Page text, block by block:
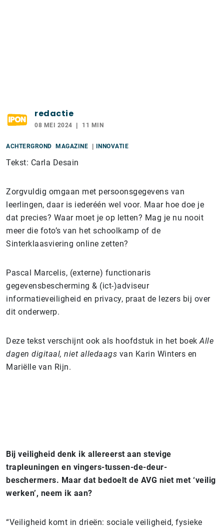
redactie
08 MEI 2024 11 MIN
ACHTERGROND MAGAZINE INNOVATIE
Tekst: Carla Desain
Zorgvuldig omgaan met persoonsgegevens van
leerlingen, daar is iederéén wel voor. Maar hoe doe je
dat precies? Waar moet je op letten? Mag je nu nooit
meer die foto’s van het schoolkamp of de
Sinterklaasviering online zetten?
Pascal Marcelis, (externe) functionaris
gegevensbescherming & (ict-)adviseur
informatieveiligheid en privacy, praat de lezers bij over
dit onderwerp.
Deze tekst verschijnt ook als hoofdstuk in het boekAlle
dagen digitaal, niet alledaags van Karin Winters en
Mariëlle van Rijn.
Bij veiligheid denk ik allereerst aan stevige
trapleuningen en vingers-tussen-de-deur-
beschermers. Maar dat bedoelt de AVG niet met ‘veilig
werken’, neem ik aan?
“Veiligheid komt in drieën: sociale veiligheid, fysieke